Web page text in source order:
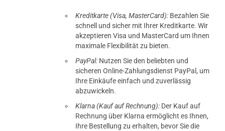
Kreditkarte (Visa, MasterCard): Bezahlen Sie
schnell und sicher mit Ihrer Kreditkarte. Wir
akzeptieren Visa und MasterCard um Ihnen
maximale Flexibilität zu bieten.
PayPal: Nutzen Sie den beliebten und
sicheren Online-Zahlungsdienst PayPal, um
Ihre Einkäufe einfach und zuverlässig
abzuwickeln.
Klarna (Kauf auf Rechnung): Der Kauf auf
Rechnung über Klarna ermöglicht es Ihnen,
Ihre Bestellung zu erhalten, bevor Sie die